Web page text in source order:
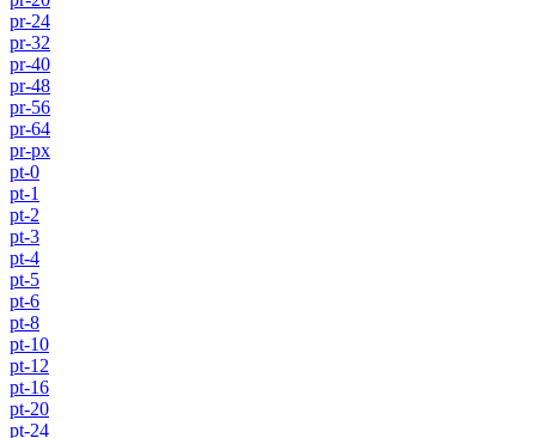
pr-24
pr-32
pr-40
pr-48
pr-56
pr-64
pr-px
pt-0
pt-1
pt-2
pt-3
pt-4
pt-5
pt-6
pt-8
pt-10
pt-12
pt-16
pt-20
pt-24